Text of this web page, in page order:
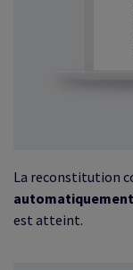
La reconstitution
automatiquement
est atteint.